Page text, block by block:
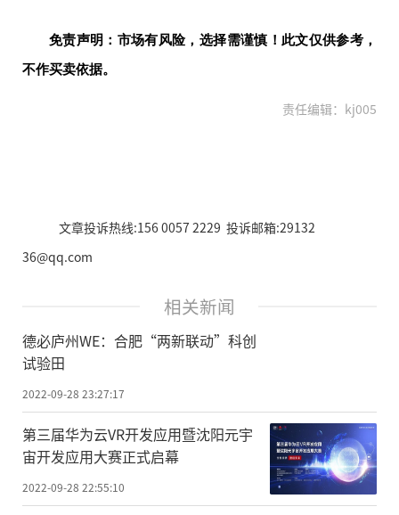
免责声明：市场有风险，选择需谨慎！此文仅供参考，
不作买卖依据。
责任编辑：kj005
文章投诉热线:156 0057 2229 投诉邮箱:29132
36@qq.com
相关新闻
德必庐州WE：合肥“两新联动”科创
试验田
2022-09-28 23:27:17
第三届华为云VR开发应用暨沈阳元宇
宙开发应用大赛正式启幕
2022-09-28 22:55:10